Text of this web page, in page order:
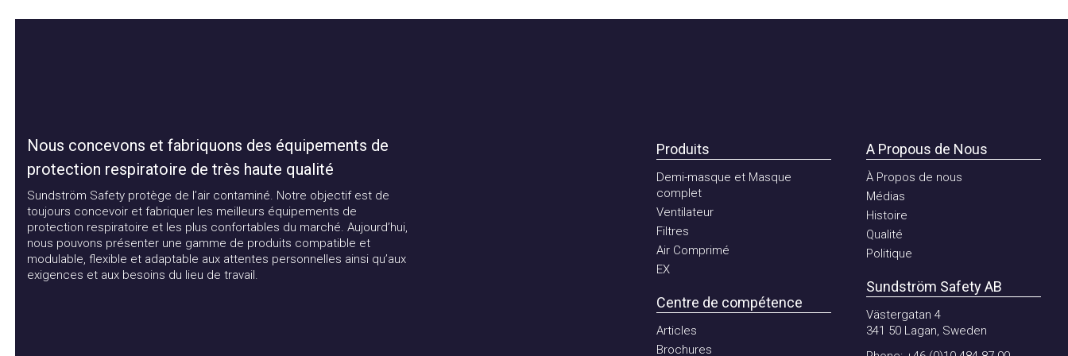
Nous concevons et fabriquons des équipements de
protection respiratoire de très haute qualité
Sundström Safety protège de l’air contaminé. Notre objectif est de
toujours concevoir et fabriquer les meilleurs équipements de
protection respiratoire et les plus confortables du marché. Aujourd’hui,
nous pouvons présenter une gamme de produits compatible et
modulable, flexible et adaptable aux attentes personnelles ainsi qu’aux
exigences et aux besoins du lieu de travail.
Produits
Demi-masque et Masque
complet
Ventilateur
Filtres
Air Comprimé
Centre de compétence
Articles
Brochures
A Propous de Nous
À Propos de nous
Médias
Histoire
Qualité
Politique
Sundström Safety AB
Västergatan 4
341 50 Lagan, Sweden